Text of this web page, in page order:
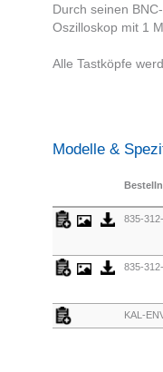
Durch seinen
Oszilloskop mit 1
Alle Tastköpfe
Modelle &
835-
835-
KAL-